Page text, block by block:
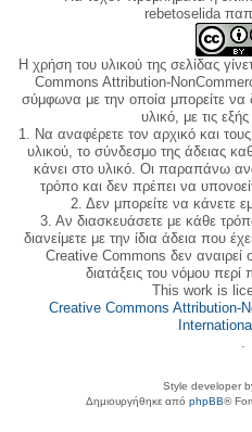
rebetoselida
Η χρήση του υλικού της σελίδας
Commons Attribution-
σύμφωνα με την οποία μπορείτε να
υλικό, με τις
1. Να αναφέρετε τον αρχικό και
υλικού, το σύνδεσμο της άδειας
κάνει στο υλικό. Οι παραπάνω
τρόπο και δεν πρέπει να
2. Δεν μπορείτε να κάνετε
3. Αν διασκευάσετε με κάθε
διανείμετε με την ίδια άδεια που
Creative Commons δεν αναιρεί
διατάξεις του νόμου περί
This work is
Creative Commons Attribution-
Style developer
Δημιουργήθηκε από phpBB®